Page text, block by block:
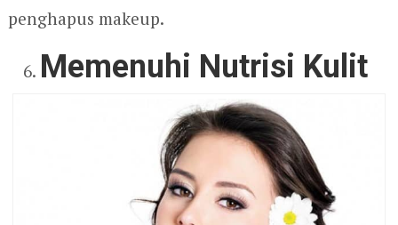
penghapus makeup.
Memenuhi Nutrisi Kulit